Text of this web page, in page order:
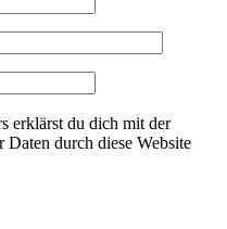
erklärst du dich mit der
Daten durch diese Website